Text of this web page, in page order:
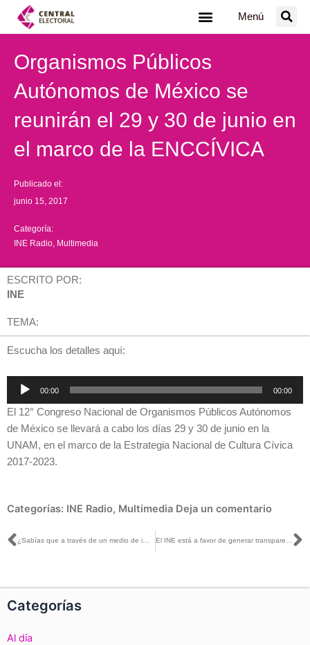
Menú
Organismos Públicos
Autónomos de México se
reunirán el 29 y 30 de junio en
el marco de la ENCCÍVICA
Publicado el:
junio 15, 2017
Categoría:
INE Radio Multimedia
ESCRITO POR:
INE
TEMA:
Escucha los detalles aquí:
Reproductor
audio
00:00 00:00
El 12° Congreso Nacional de Organismos Públicos Autónomos
de México se llevará a cabo los días 29 y 30 de junio en la
UNAM, en el marco de la Estrategia Nacional de Cultura Cívica
2017-2023.
Categorías: INE Radio, Multimedia Deja un comentario
Ant
Categorías
Al día